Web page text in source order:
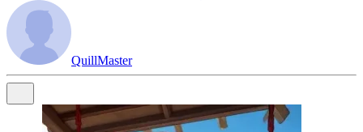
QuillMaster